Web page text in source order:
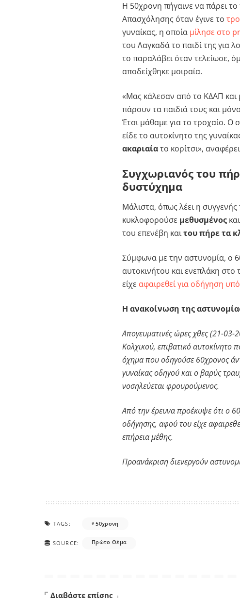
Η 50χρονη πήγαινε να πάρει
Απασχόλησης όταν έγινε το
γυναίκας, η οποία μίλησε στο
του Λαγκαδά το παιδί της για
το παραλάβει όταν τελείωσε,
αποδείχθηκε μοιραία.
«Μας κάλεσαν από το ΚΔΑΠ και
πάρουν τα παιδιά τους και
Έτσι μάθαμε για το τροχαίο. Ο
είδε το αυτοκίνητο της
ακαριαίατο κορίτσι»,
Συγχωριανός του
δυστύχημα
Μάλιστα, όπως λέει η
κυκλοφορούσε μεθυσμένος
του επενέβη καιτου πήρε τα
Σύμφωνα με την αστυνομία, ο
αυτοκινήτου και ενεπλάκη
είχε αφαιρεθεί για οδήγηση
Η ανακοίνωση της
Απογευματινές ώρες χθες (21-
Κολχικού, επιβατικό
όχημα που οδηγούσε 60χρονος
γυναίκας οδηγού και ο βαρύς
νοσηλεύεται φρουρούμενος.
Από την έρευνα προέκυψε ότι ο
οδήγησης, αφού του είχε
επήρεια μέθης.
Προανάκριση διενεργούν
TAGS: 50χρονη
SOURCE: Πρώτο Θέμα
Διαβάστε επίσης